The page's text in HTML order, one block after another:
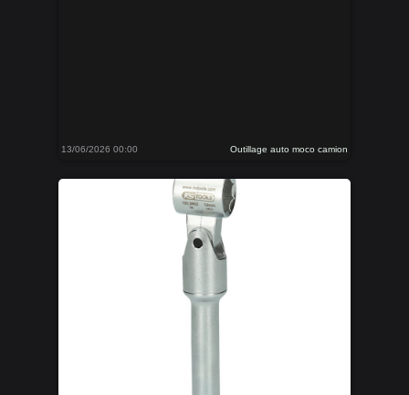
13/06/2026 00:00 Outillage auto moco camion